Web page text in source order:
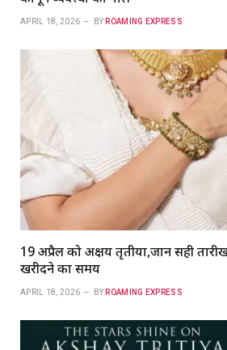
APRIL 18, 2026 BY ROAMING EXPRESS
19 अप्रैल को अक्षय तृतीया,जानें सही
खरीदने का समय
APRIL 18, 2026 BY ROAMING EXPRESS